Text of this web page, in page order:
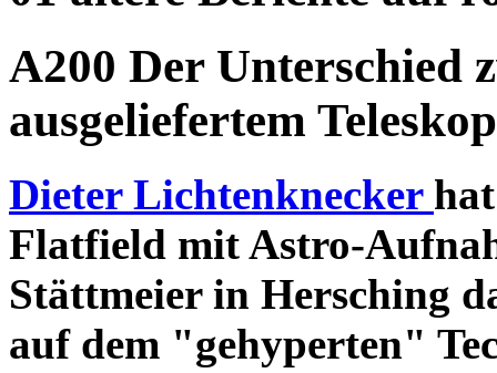
A200 Der Unterschied
ausgeliefertem
Dieter Lichtenknecker
Flatfield mit Astro-
Stättmeier in Hersching
auf dem "gehyperten"